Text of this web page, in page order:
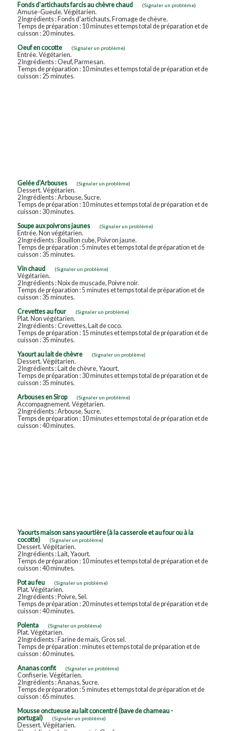
Fonds d'artichauts farcis au chèvre chaud
(Signaler un problème)
Amuse-Gueule. Végétarien.
2 Ingrédients : Fonds d'artichauts, Fromage de chèvre.
Temps de préparation : 10 minutes et temps total de préparation et de
cuisson : 20 minutes.
Oeuf en cocotte
(Signaler un problème)
Entrée. Végétarien.
2 Ingrédients : Oeuf, Parmesan.
Temps de préparation : 10 minutes et temps total de préparation et de
cuisson : 25 minutes.
Gelée d'Arbouses (Signaler un problème)
Dessert. Végétarien.
2 Ingrédients : Arbouse, Sucre.
Temps de préparation : 10 minutes et temps total de préparation et de
cuisson : 30 minutes.
Soupe aux poivrons jaunes
(Signaler un problème)
Entrée. Non végétarien.
2 Ingrédients : Bouillon cube, Poivron jaune.
Temps de préparation : 5 minutes et temps total de préparation et de
cuisson : 35 minutes.
Vin chaud
(Signaler un problème)
Végétarien.
2 Ingrédients : Noix de muscade, Poivre noir.
Temps de préparation : 5 minutes et temps total de préparation et de
cuisson : 35 minutes.
Crevettes au four
(Signaler un problème)
Plat. Non végétarien.
2 Ingrédients : Crevettes, Lait de coco.
Temps de préparation : 15 minutes et temps total de préparation et de
cuisson : 35 minutes.
Yaourt au lait de chèvre
(Signaler un problème)
Dessert. Végétarien.
2 Ingrédients : Lait de chèvre, Yaourt.
Temps de préparation : 30 minutes et temps total de préparation et de
cuisson : 35 minutes.
Arbouses en Sirop
(Signaler un problème)
Accompagnement. Végétarien.
2 Ingrédients : Arbouse, Sucre.
Temps de préparation : 10 minutes et temps total de préparation et de
cuisson : 40 minutes.
Yaourts maison sans yaourtière (à la casserole et au four ou à la
cocotte)
(Signaler un problème)
Dessert. Végétarien.
2 Ingrédients : Lait, Yaourt.
Temps de préparation : 10 minutes et temps total de préparation et de
cuisson : 40 minutes.
Pot au feu
(Signaler un problème)
Plat. Végétarien.
2 Ingrédients : Poivre, Sel.
Temps de préparation : 20 minutes et temps total de préparation et de
cuisson : 40 minutes.
Polenta
(Signaler un problème)
Plat. Végétarien.
2 Ingrédients : Farine de maïs, Gros sel.
Temps de préparation : minutes et temps total de préparation et de
cuisson : 60 minutes.
Ananas confit
(Signaler un problème)
Confiserie. Végétarien.
2 Ingrédients : Ananas, Sucre.
Temps de préparation : 5 minutes et temps total de préparation et de
cuisson : 65 minutes.
Mousse onctueuse au lait concentré (bave de chameau -
portugal)
(Signaler un problème)
Dessert. Végétarien.